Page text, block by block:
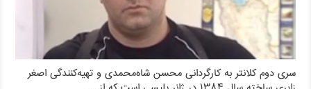
سری دوم کلانتر به کارگردانی محسن شاه‌محمدی و تهیه‌کنندگی اصغر